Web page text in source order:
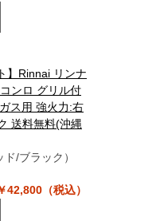
】Rinnai リンナ
ンロ グリル付
ス用 強火力:右
送料無料(沖縄
/ブラック）
42,800（税込）